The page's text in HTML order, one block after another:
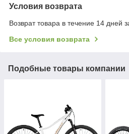
Условия возврата
Возврат товара в течение 14 дней
Все условия возврата
Подобные товары компании